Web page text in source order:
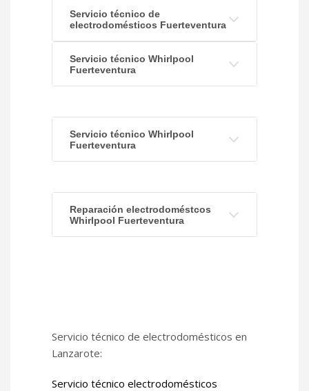
Servicio técnico de
electrodomésticos Fuerteventura
Servicio técnico Whirlpool
Fuerteventura
Servicio técnico Whirlpool
Fuerteventura
Reparación electrodoméstcos
Whirlpool Fuerteventura
Servicio técnico de electrodomésticos en
Lanzarote:
Servicio técnico electrodomésticos